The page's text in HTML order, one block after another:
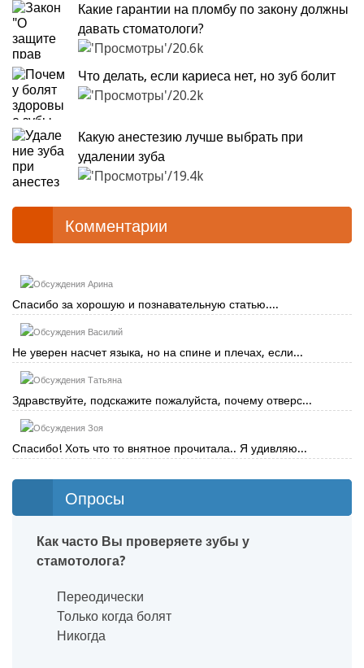
Какие гарантии на пломбу по закону должны
давать стоматологи?
20.6k
Что делать, если кариеса нет, но зуб болит
20.2k
Какую анестезию лучше выбрать при
удалении зуба
19.4k
Комментарии
Арина
Спасибо за хорошую и познавательную статью....
Василий
Не уверен насчет языка, но на спине и плечах, если...
Татьяна
Здравствуйте, подскажите пожалуйста, почему отверс...
Зоя
Спасибо! Хоть что то внятное прочитала.. Я удивляю...
Опросы
Как часто Вы проверяете зубы у
стамотолога?
Переодически
Только когда болят
Никогда